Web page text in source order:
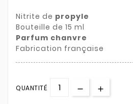
Nitrite de propyle
Bouteille de 15 ml
Parfum chanvre
Fabrication française
QUANTITÉ